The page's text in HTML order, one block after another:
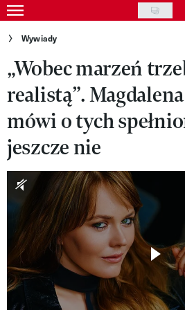
Skip
to
content
Gwiazdy
Ludzie
Moda
Uroda
Styl życia
Kultura
Wideo
Nasze akcje
VIVA!ART
VIVA!MODA
Wywiady
„Wobec marzeń
realistą”.
mówi o tych
jeszcze nie